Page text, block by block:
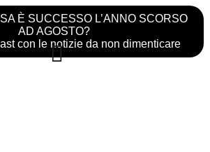
È SUCCESSO L’ANNO SCORSO
AD AGOSTO?
con le notizie da non dimenticare